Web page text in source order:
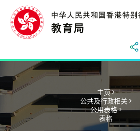
主页 >
公共及行政相关 >
公用表格 >
表格